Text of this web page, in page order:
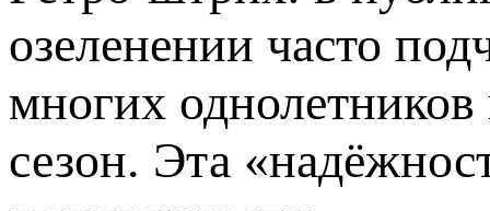
озеленении часто
многих
сезон. Эта